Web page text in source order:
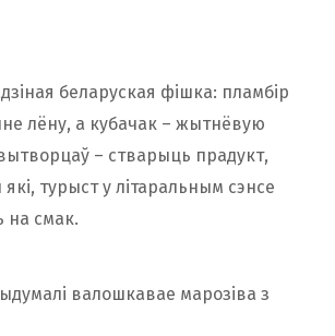
беларуская фішка: пламбір
лёну, а кубачак – жытнёвую
– стварыць прадукт,
турыст у літаральным сэнсе
на смак.